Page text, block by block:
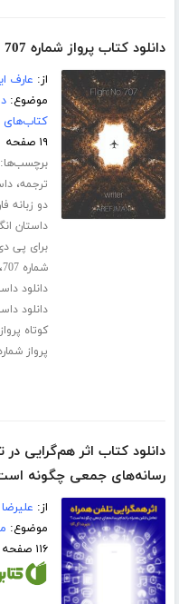
دانلود کتاب پرواز شماره 707
از: عارف
موضوع:
کتاب‌های
۱۹ صفحه
ترجمه،
دو زبانه
داستان
برای پی
شماره 707
،
دانلود
دانلود
کوتاه پرواز شماره
پرواز شماره 707 برای
دانلود کتاب اثر هم‌گرایی
رسانه‌های جمعی چگونه
از:
موضوع:
۱۱۶ صفحه